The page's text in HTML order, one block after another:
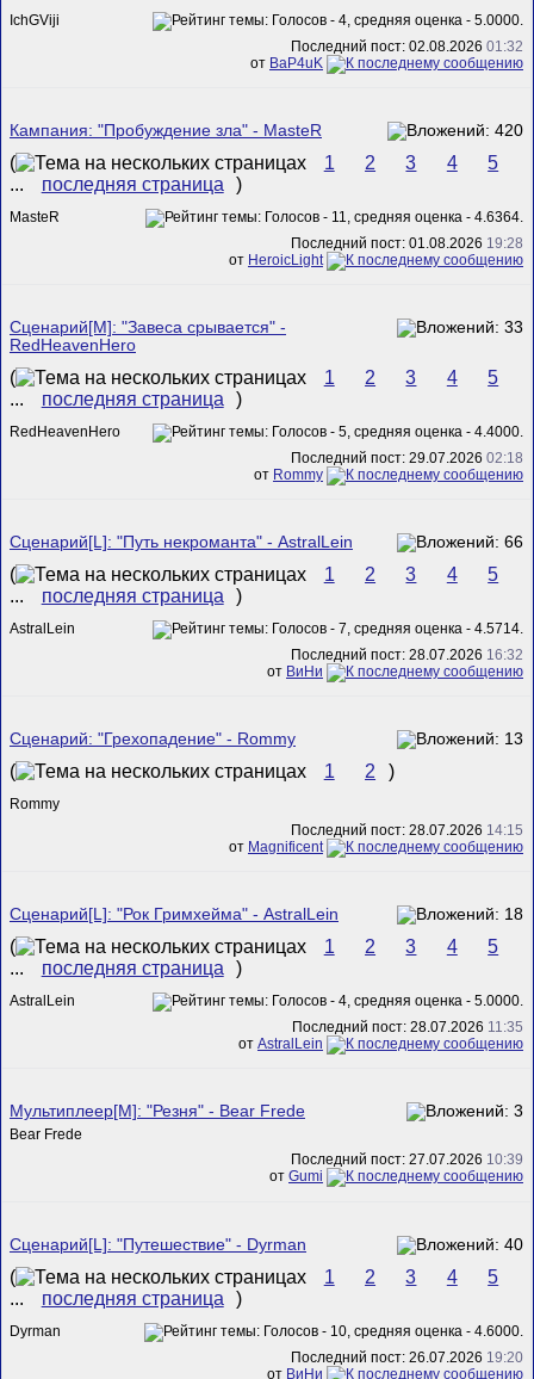
IchGViji
Последний пост: 02.08.2026 01:32
от BaP4uK
Кампания: "Пробуждение зла" - MasteR
( 1 2 3 4
5
...
последняя страница )
MasteR
Последний пост: 01.08.2026 19:28
от HeroicLight
Сценарий[M]: "Завеса срывается" -
RedHeavenHero
( 1 2 3 4
5
...
последняя страница )
RedHeavenHero
Последний пост: 29.07.2026 02:18
от Rommy
Сценарий[L]: "Путь некроманта" - AstralLein
( 1 2 3 4
5
...
последняя страница )
AstralLein
Последний пост: 28.07.2026 16:32
от ВиНи
Сценарий: "Грехопадение" - Rommy
( 1 2 )
Rommy
Последний пост: 28.07.2026 14:15
от Magnificent
Сценарий[L]: "Рок Гримхейма" - AstralLein
( 1 2 3 4
5
...
последняя страница )
AstralLein
Последний пост: 28.07.2026 11:35
от AstralLein
Мультиплеер[M]: "Резня" - Bear Frede
Bear Frede
Последний пост: 27.07.2026 10:39
от Gumi
Сценарий[L]: "Путешествие" - Dyrman
( 1 2 3 4
5
...
последняя страница )
Dyrman
Последний пост: 26.07.2026 19:20
от ВиНи